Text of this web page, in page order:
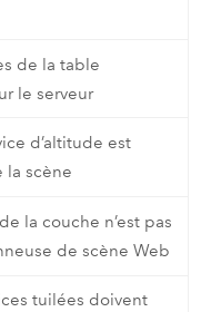
de la table
le serveur
d’altitude est
la scène
la couche n’est pas
de scène Web
tuilées doivent